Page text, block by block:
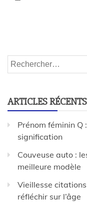
ARTICLES RÉCENTS
Prénom féminin
signification
Couveuse auto :
meilleure modèle
Vieillesse
réfléchir sur l’âge